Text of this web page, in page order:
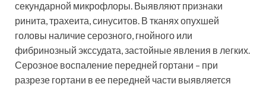
секундарной микрофлоры. Выявляют признаки
ринита, трахеита, синуситов. В тканях опухшей
головы наличие серозного, гнойного или
фибринозный экссудата, застойные явления в легких.
Серозное воспаление передней гортани – при
разрезе гортани в ее передней части выявляется